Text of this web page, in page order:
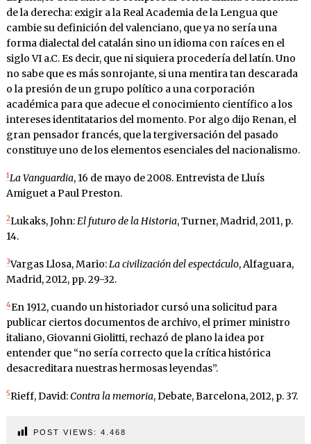
de la derecha: exigir a la Real Academia de la Lengua que
cambie su definición del valenciano, que ya no sería una
forma dialectal del catalán sino un idioma con raíces en el
siglo VI a.C. Es decir, que ni siquiera procedería del latín. Uno
no sabe que es más sonrojante, si una mentira tan descarada
o la presión de un grupo político a una corporación
académica para que adecue el conocimiento científico a los
intereses identitatarios del momento. Por algo dijo Renan, el
gran pensador francés, que la tergiversación del pasado
constituye uno de los elementos esenciales del nacionalismo.
1La Vanguardia, 16 de mayo de 2008. Entrevista de Lluís
Amiguet a Paul Preston.
2Lukaks, John:El futuro de la Historia, Turner, Madrid, 2011, p.
14.
3Vargas Llosa, Mario:La civilización del espectáculo, Alfaguara,
Madrid, 2012, pp. 29-32.
4En 1912, cuando un historiador cursó una solicitud para
publicar ciertos documentos de archivo, el primer ministro
italiano, Giovanni Giolitti, rechazó de plano la idea por
entender que “no sería correcto que la crítica histórica
desacreditara nuestras hermosas leyendas”.
5Rieff, David:Contra la memoria, Debate, Barcelona, 2012, p. 37.
POST VIEWS: 4.468